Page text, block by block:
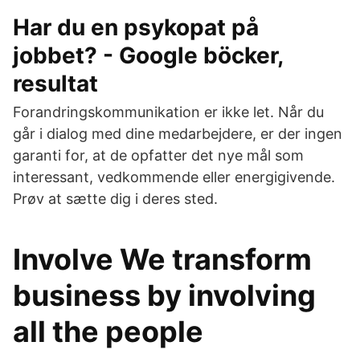
Har du en psykopat på
jobbet? - Google böcker,
resultat
Forandringskommunikation er ikke let. Når du
går i dialog med dine medarbejdere, er der ingen
garanti for, at de opfatter det nye mål som
interessant, vedkommende eller energigivende.
Prøv at sætte dig i deres sted.
Involve We transform
business by involving
all the people